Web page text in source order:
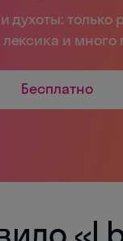
духоты: только
и много
Бесплатно